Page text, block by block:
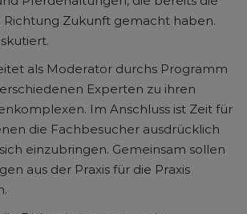
Richtung Zukunft gemacht haben.
als Moderator durchs Programm
Experten zu ihren
Im Anschluss ist Zeit für
die Fachbesucher ausdrücklich
einzubringen. Gemeinsam sollen
aus der Praxis für die Praxis